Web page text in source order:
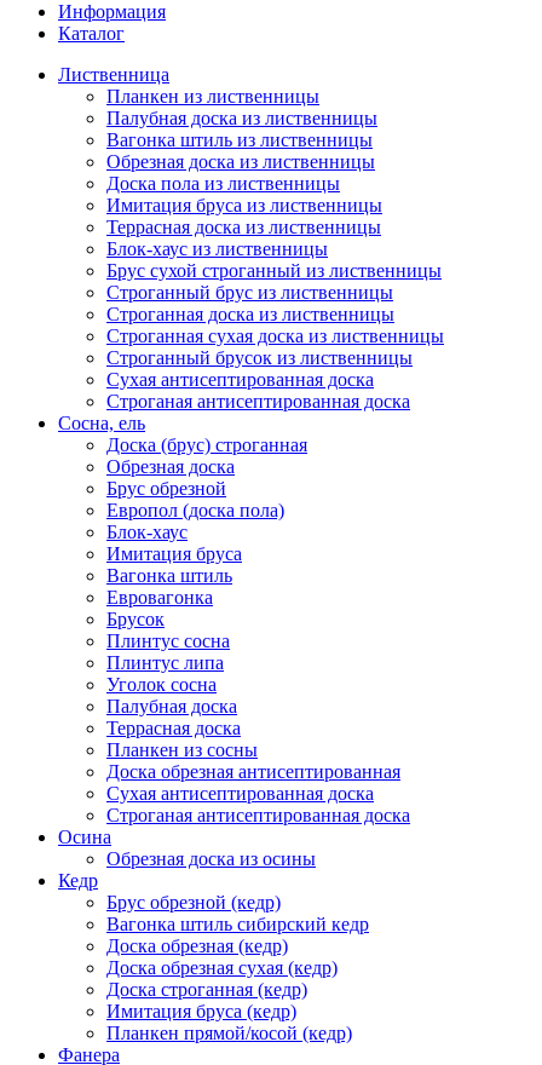
Информация
Каталог
Лиственница
Планкен из лиственницы
Палубная доска из лиственницы
Вагонка штиль из лиственницы
Обрезная доска из лиственницы
Доска пола из лиственницы
Имитация бруса из лиственницы
Террасная доска из лиственницы
Блок-хаус из лиственницы
Брус сухой строганный из лиственницы
Строганный брус из лиственницы
Строганная доска из лиственницы
Строганная сухая доска из лиственницы
Строганный брусок из лиственницы
Сухая антисептированная доска
Строганая антисептированная доска
Сосна, ель
Доска (брус) строганная
Обрезная доска
Брус обрезной
Европол (доска пола)
Блок-хаус
Имитация бруса
Вагонка штиль
Евровагонка
Брусок
Плинтус сосна
Плинтус липа
Уголок сосна
Палубная доска
Террасная доска
Планкен из сосны
Доска обрезная антисептированная
Сухая антисептированная доска
Строганая антисептированная доска
Осина
Обрезная доска из осины
Кедр
Брус обрезной (кедр)
Вагонка штиль сибирский кедр
Доска обрезная (кедр)
Доска обрезная сухая (кедр)
Доска строганная (кедр)
Имитация бруса (кедр)
Планкен прямой/косой (кедр)
Фанера